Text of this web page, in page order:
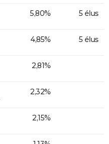
5,80% 5 élus
4,85% 5 élus
2,81%
2,32%
2,15%